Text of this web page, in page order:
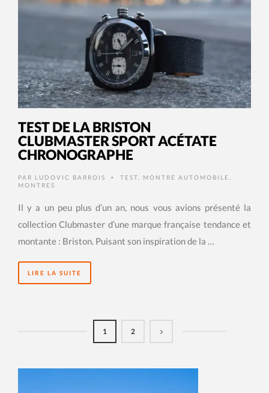
TEST DE LA BRISTON
CLUBMASTER SPORT ACÉTATE
CHRONOGRAPHE
PAR LUDOVIC BARROIS • TEST MONTRE AUTOMOBILE
MONTRES
Il y a un peu plus d’un an, nous vous avions présenté la
collection Clubmaster d’une marque française tendance et
montante : Briston. Puisant son inspiration de la …
LIRE LA SUITE
1 2